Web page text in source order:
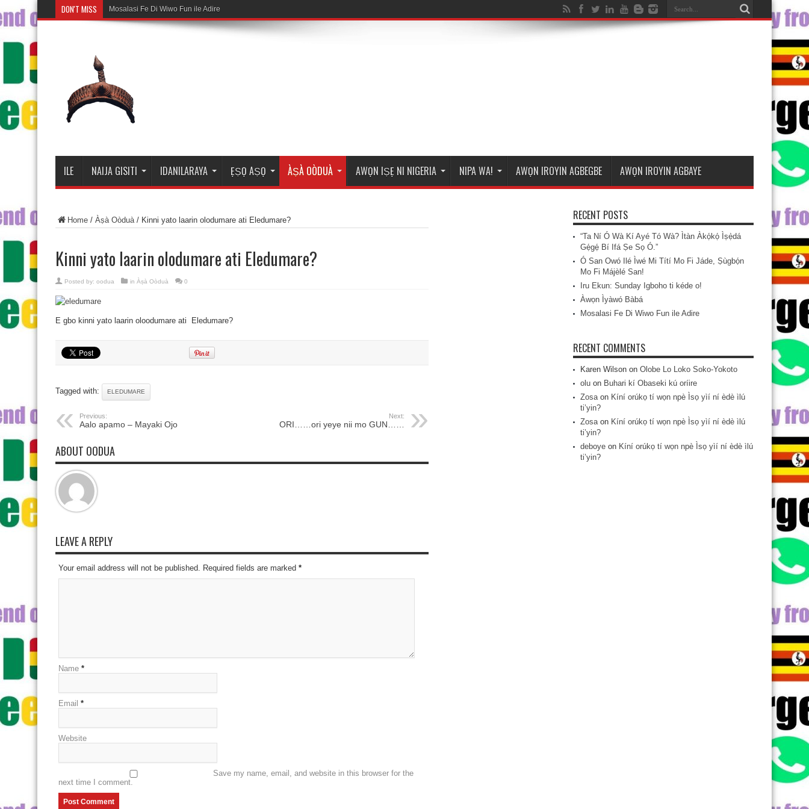
DON'T MISS Mosalasi Fe Di Wiwo Fun ile Adire
ILE NAIJA GISITI IDANILARAYA ẸṢỌ AṢỌ ÀṢÀ OÒDUÀ AWỌN IṢẸ NI NIGERIA NIPA WA! AWỌN IROYIN AGBEGBE AWỌN IROYIN AGBAYE
Home / Àṣà Oòduà/ Kinni yato laarin olodumare ati Eledumare?
Kinni yato laarin olodumare ati Eledumare?
Posted by: oodua in Àṣà Oòduà 0
E gbo kinni yato laarin oloodumare ati Eledumare?
Tagged with: ELEDUMARE
Previous:
Aalo apamo – Mayaki Ojo
Next:
ORI……ori yeye nii mo GUN……
ABOUT OODUA
LEAVE A REPLY
Your email address will not be published. Required fields are marked *
Name *
Email *
Website
Save my name, email, and website in this browser for the
next time I comment.
RECENT POSTS
“Ta Ní Ó Wà Kí Ayé Tó Wà? Ìtàn Àkọ́kọ́ Ìṣẹ̀dá
Gẹ́gẹ́ Bí Ifá Ṣe Sọ Ó.”
Ó San Owó Ilé Ìwé Mi Títí Mo Fi Jáde, Ṣùgbọ́n
Mo Fi Májèlé San!
Iru Ekun: Sunday Igboho ti kéde o!
Àwọn Ìyàwó Bàbá
Mosalasi Fe Di Wiwo Fun ile Adire
RECENT COMMENTS
Karen Wilson on Olobe Lo Loko Soko-Yokoto
olu on Buhari kí Obaseki kú oríire
Zosaon Kíní orúkọ tí wọn npè Ìsọ yìí ní èdè ìlú
ti’yin?
Zosaon Kíní orúkọ tí wọn npè Ìsọ yìí ní èdè ìlú
ti’yin?
deboye on Kíní orúkọ tí wọn npè Ìsọ yìí ní èdè ìlú
ti’yin?